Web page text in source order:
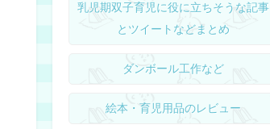
乳児期双子育児に役に立ちそうな記事
とツイートなどまとめ
ダンボール工作など
絵本・育児用品のレビュー